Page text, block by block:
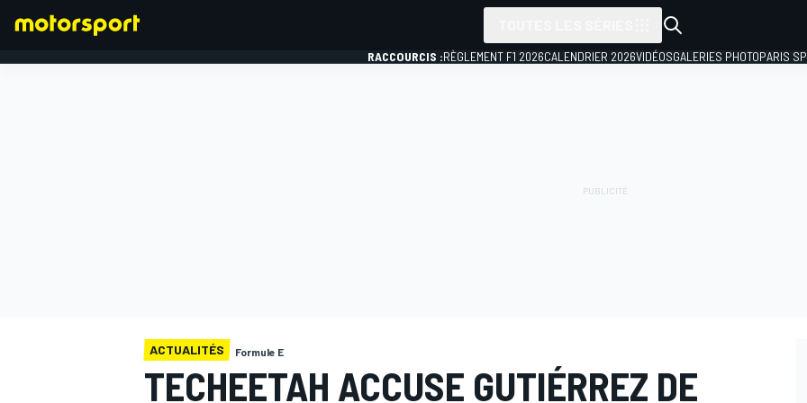
RACCOURCIS :RÈGLEMENT F1 2026CALENDRIER 2026VIDÉOSGALERIES PHOTOPARIS
ACTUALITÉS Formule E
TECHEETAH ACCUSE GUTIÉRREZ DE